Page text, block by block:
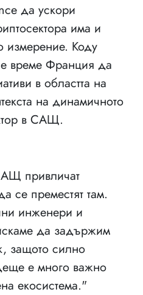
да ускори
има и
измерение. Коду
време Франция да
в областта на
на динамичното
в САЩ.
привличат
се преместят там.
инженери и
да задържим
защото силно
е много важно
екосистема."